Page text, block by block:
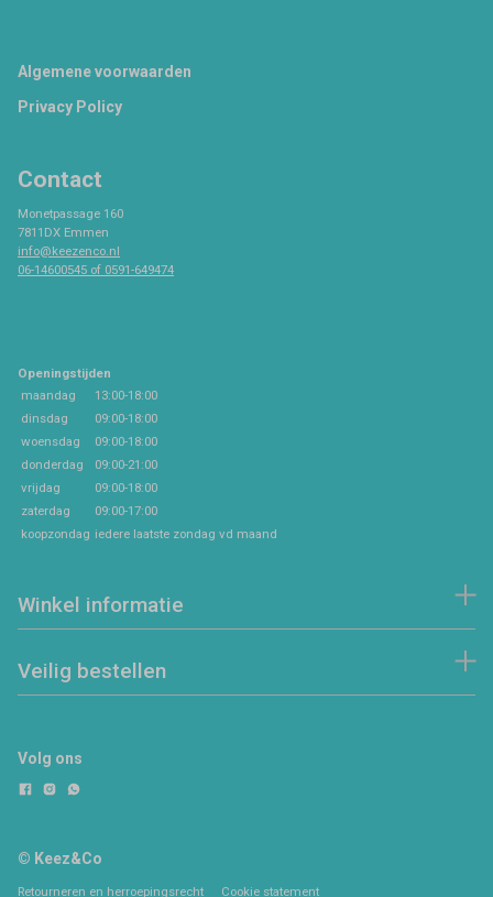
Footer
Algemene voorwaarden
Privacy Policy
Contact
Monetpassage 160
7811DX Emmen
info@keezenco.nl
06-14600545 of 0591-649474
Openingstijden
maandag
13:00-18:00
dinsdag
09:00-18:00
woensdag
09:00-18:00
donderdag
09:00-21:00
vrijdag
09:00-18:00
zaterdag
09:00-17:00
koopzondag iedere laatste zondag vd maand
Winkel informatie
Veilig bestellen
Volg ons
© Keez&Co
Retourneren en herroepingsrecht Cookie statement